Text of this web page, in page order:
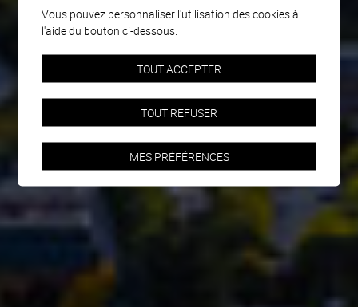
Vous pouvez personnaliser l'utilisation des cookies à
l'aide du bouton ci-dessous.
TOUT ACCEPTER
TOUT REFUSER
MES PRÉFÉRENCES